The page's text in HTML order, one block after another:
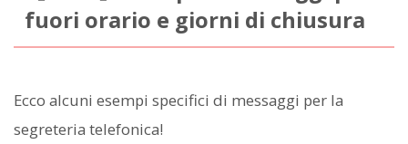
fuori orario e giorni di chiusura
Ecco alcuni esempi specifici di messaggi per la
segreteria telefonica!